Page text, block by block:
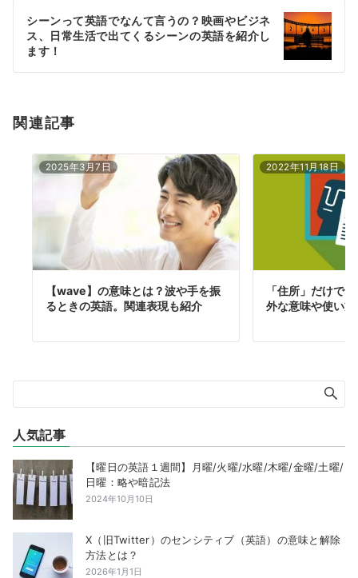
ン
シーンって英語でなんて言うの？映画やビジネ
ス、日常生活で出てくるシーンの英語を紹介し
ます！
関連記事
2025年3月7日
【wave】の意味とは？波や手を振
るときの英語。関連表現も紹介
2022年11月18日
「住所」だけで
外な意味や使い
人気記事
【曜日の英語１週間】月曜/火曜/水曜/木曜/金曜/土曜/
日曜：略や暗記法
2024年10月10日
X（旧Twitter）のセンシティブ（英語）の意味と解除
方法とは？
2026年1月1日